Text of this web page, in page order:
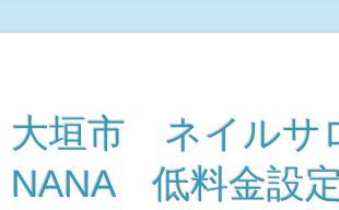
大垣市 ネイルサ
NANA 低料金設